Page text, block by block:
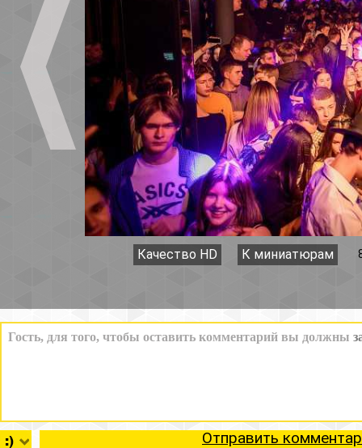
Качество HD К миниатюрам
Отправить